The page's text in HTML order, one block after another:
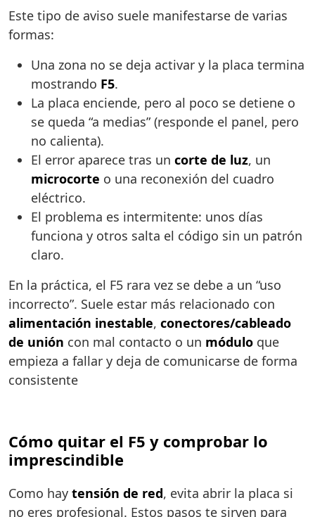
Este tipo de aviso suele manifestarse de varias
formas:
Una zona no se deja activar y la placa termina
mostrando F5.
La placa enciende, pero al poco se detiene o
se queda “a medias” (responde el panel, pero
no calienta).
El error aparece tras un corte de luz, un
microcorte o una reconexión del cuadro
eléctrico.
El problema es intermitente: unos días
funciona y otros salta el código sin un patrón
claro.
En la práctica, el F5 rara vez se debe a un “uso
incorrecto”. Suele estar más relacionado con
alimentación inestable, conectores/cableado
de unión con mal contacto o un módulo que
empieza a fallar y deja de comunicarse de forma
consistente
Cómo quitar el F5 y comprobar lo
imprescindible
Como hay tensión de red, evita abrir la placa si
no eres profesional. Estos pasos te sirven para